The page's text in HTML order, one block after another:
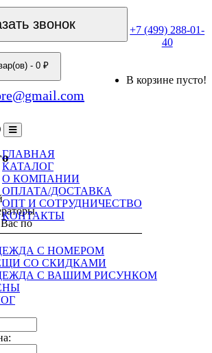
звонок
+7 (499) 288-01-
40
- 0 ₽
В корзине пусто!
ГЛАВНАЯ
КАТАЛОГ
О КОМПАНИИ
ОПЛАТА/ДОСТАВКА
ОПТ И СОТРУДНИЧЕСТВО
КОНТАКТЫ
С НОМЕРОМ
СО СКИДКАМИ
С ВАШИМ РИСУНКОМ
по